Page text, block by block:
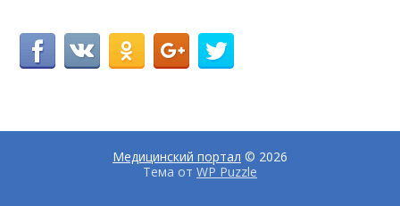
Медицинский портал © 2026
Тема от WP Puzzle